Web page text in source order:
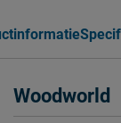
Woodworld